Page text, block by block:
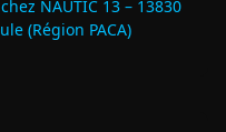
NAUTIC 13 – 13830
(Région PACA)